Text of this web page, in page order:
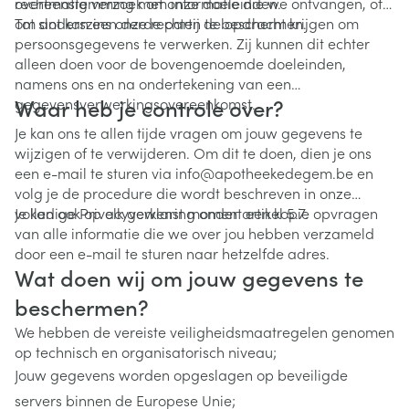
om anderszins onze rechten te beschermen.
Tot slot kan een derde partij de opdracht krijgen om
persoonsgegevens te verwerken. Zij kunnen dit echter
alleen doen voor de bovengenoemde doeleinden,
namens ons en na ondertekening van een
gegevensverwerkingsovereenkomst.
Waar heb je controle over?
Je kan ons te allen tijde vragen om jouw gegevens te
wijzigen of te verwijderen. Om dit te doen, dien je ons
een e-mail te sturen via info@apotheekedegem.be en
volg je de procedure die wordt beschreven in onze
volledige Privacyverklaring onder artikel 5.7.
Je kan ook op elk gewenst moment een kopie opvragen
van alle informatie die we over jou hebben verzameld
door een e-mail te sturen naar hetzelfde adres.
Wat doen wij om jouw gegevens te
beschermen?
We hebben de vereiste veiligheidsmaatregelen genomen
op technisch en organisatorisch niveau;
Jouw gegevens worden opgeslagen op beveiligde
servers binnen de Europese Unie;